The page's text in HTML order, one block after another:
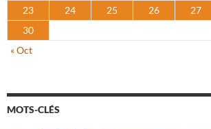
23
24 25 26 27
30
« Oct
MOTS-CLÉS